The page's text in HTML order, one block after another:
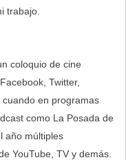
trabajo.
coloquio de cine
Twitter,
cuando en programas
como La Posada de
año múltiples
YouTube, TV y demás.